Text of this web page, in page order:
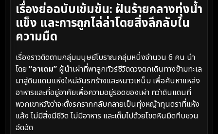
เรื่องย่อฉบับเข้มข้น: ฝันร้ายกลางทุ่งน้ำ
แข็ง และการถูกไล่ล่าโดยสิ่งลึกลับใน
ความมืด
เรื่องราวติดตามกลุ่มมนุษย์โบราณกลุ่มหนึ่งจำนวน 6 คน นำ
โดย“อาเดม” ผู้นำเผ่าที่พาลูกทัวร์ชีวิตดวงตกเดินทางข้ามทะเล
มาสู่ดินแดนแห่งใหม่อันรกร้างและหนาวเหน็บ เพื่อค้นหาแหล่ง
อาหารและที่อยู่อาศัยเพื่อความอยู่รอดของเผ่า ทว่าดินแดนที่
พวกเขาหวังว่าจะตั้งรกรากกลับกลายเป็นทุ่งหญ้าทุนดราที่แห้ง
แล้ง ไม่มีสิ่งมีชีวิต ไม่มีอาหาร และเต็มไปด้วยโขดหินมืดทึบชวน
อึดอัด